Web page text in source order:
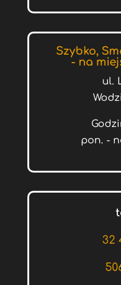
Szybko,
- na
ul.
pon. -
32